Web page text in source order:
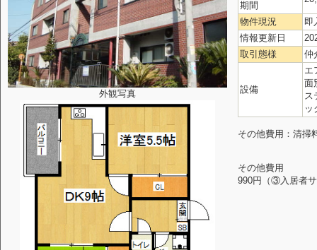
外観写真
期間
物件現況
即
情報更新日
取引態様
仲
設備
エ
面
ス
ッ
その他費用：清掃
その他費用
990円（③入居者